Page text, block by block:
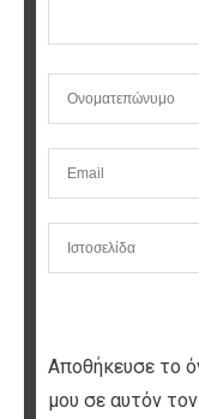
Αποθήκευσε το
μου σε αυτόν